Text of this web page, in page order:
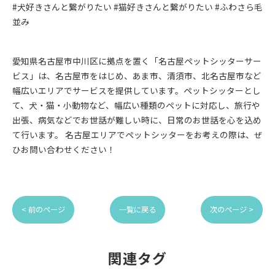
#犬好きさんと繋がりたい #猫好きさんと繋がりたい #ふわさら毛
並み
愛知県名古屋市中川区に拠点を置く「名古屋ペットシッターサー
ビス」は、名古屋市をはじめ、あま市、清須市、北名古屋市など
幅広いエリアでサービスを提供しています。ペットシッターとし
て、犬・猫・小動物など、幅広い種類のペットに対応し、旅行や
出張、病気などでお世話が難しい時に、日常のお世話を心を込め
て行います。 名古屋エリアでペットシッターをお考えの際は、ぜ
ひお問い合わせください！
< 前のページ 一覧に戻る 次のページ >
関連タグ